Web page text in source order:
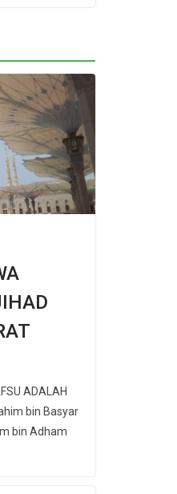
ADALAH
bin Basyar
bin Adham